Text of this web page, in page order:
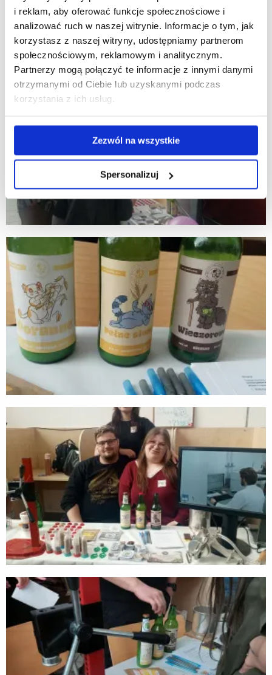
i reklam, aby oferować funkcje społecznościowe i
analizować ruch w naszej witrynie. Informacje o tym, jak
korzystasz z naszej witryny, udostępniamy partnerom
społecznościowym, reklamowym i analitycznym.
Partnerzy mogą połączyć te informacje z innymi danymi
otrzymanymi od Ciebie lub uzyskanymi podczas
korzystania z ich usług.
Zezwól na wszystkie
Spersonalizuj